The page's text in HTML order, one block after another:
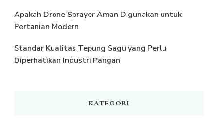
Apakah Drone Sprayer Aman Digunakan untuk
Pertanian Modern
Standar Kualitas Tepung Sagu yang Perlu
Diperhatikan Industri Pangan
KATEGORI